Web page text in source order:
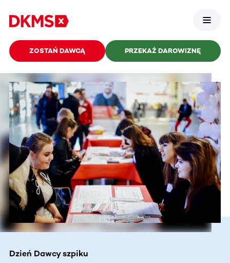
ZOSTAŃ DAWCĄ PRZEKAŻ DAROWIZNĘ
Dzień Dawcy szpiku